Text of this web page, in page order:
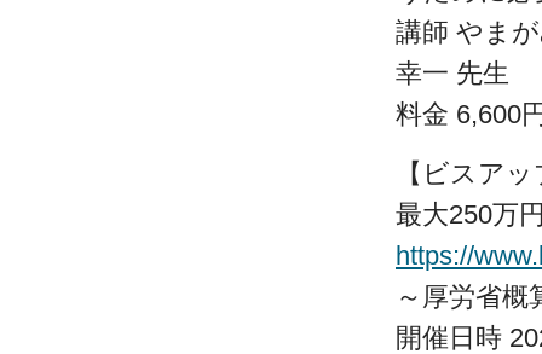
講師 やま
幸一 先生
料金 6,600
【ビスア
最大250万
https://
～厚労省概
開催日時